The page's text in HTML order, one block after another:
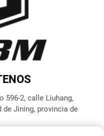
596-2, calle Liuhang,
de Jining, provincia de